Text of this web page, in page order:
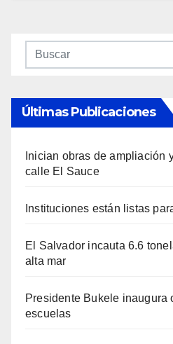
Últimas Publicaciones
Inician obras de ampliación
calle El Sauce
Instituciones están listas
El Salvador incauta 6.6
alta mar
Presidente Bukele inaugura
escuelas